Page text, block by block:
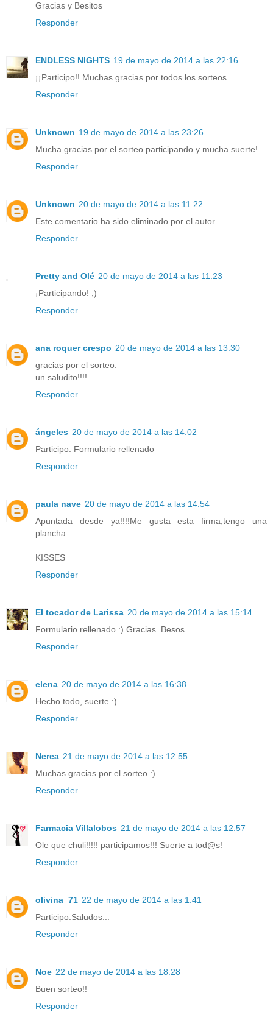
Gracias y Besitos
Responder
ENDLESS NIGHTS 19 de mayo de 2014 a las 22:16
¡¡Participo!! Muchas gracias por todos los sorteos.
Responder
Unknown 19 de mayo de 2014 a las 23:26
Mucha gracias por el sorteo participando y mucha suerte!
Responder
Unknown 20 de mayo de 2014 a las 11:22
Este comentario ha sido eliminado por el autor.
Responder
Pretty and Olé 20 de mayo de 2014 a las 11:23
¡Participando! ;)
Responder
ana roquer crespo 20 de mayo de 2014 a las 13:30
gracias por el sorteo.
un saludito!!!!
Responder
ángeles 20 de mayo de 2014 a las 14:02
Participo. Formulario rellenado
Responder
paula nave 20 de mayo de 2014 a las 14:54
Apuntada desde ya!!!!Me gusta esta firma,tengo una
plancha.
KISSES
Responder
El tocador de Larissa 20 de mayo de 2014 a las 15:14
Formulario rellenado :) Gracias. Besos
Responder
elena 20 de mayo de 2014 a las 16:38
Hecho todo, suerte :)
Responder
Nerea 21 de mayo de 2014 a las 12:55
Muchas gracias por el sorteo :)
Responder
Farmacia Villalobos 21 de mayo de 2014 a las 12:57
Ole que chuli!!!!! participamos!!! Suerte a tod@s!
Responder
olivina_71 22 de mayo de 2014 a las 1:41
Participo.Saludos...
Responder
Noe 22 de mayo de 2014 a las 18:28
Buen sorteo!!
Responder